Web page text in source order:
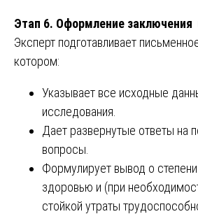
Этап 6. Оформление заключения
Эксперт подготавливает
котором:
Указывает все исходные
исследования.
Дает развернутые ответы на
вопросы.
Формулирует вывод о
здоровью и (при
стойкой утраты